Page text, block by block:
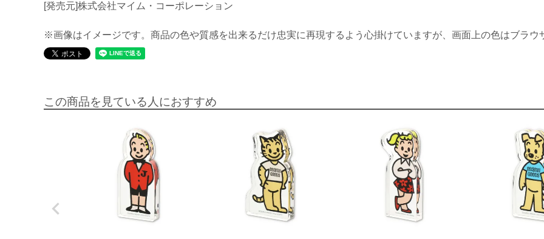
[発売元]株式会社マイム・コーポレーション
※画像はイメージです。商品の色や質感を出来るだけ忠実に再現するよう心掛けていますが、画面上の色はブラ
この商品を見ている人におすすめ